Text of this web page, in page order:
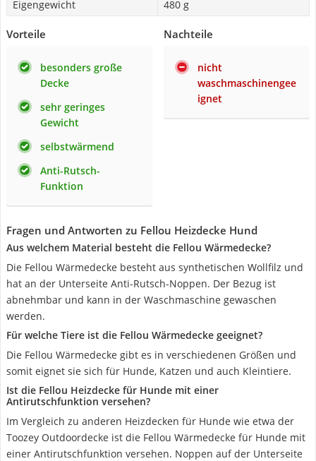
Eigengewicht 480 g
Vorteile
besonders große
Decke
sehr geringes
Gewicht
selbstwärmend
Anti-Rutsch-
Funktion
Nachteile
nicht
waschmaschinengee
ignet
Fragen und Antworten zu Fellou Heizdecke Hund
Aus welchem Material besteht die Fellou Wärmedecke?
Die Fellou Wärmedecke besteht aus synthetischen Wollfilz und
hat an der Unterseite Anti-Rutsch-Noppen. Der Bezug ist
abnehmbar und kann in der Waschmaschine gewaschen
werden.
Für welche Tiere ist die Fellou Wärmedecke geeignet?
Die Fellou Wärmedecke gibt es in verschiedenen Größen und
somit eignet sie sich für Hunde, Katzen und auch Kleintiere.
Ist die Fellou Heizdecke für Hunde mit einer
Antirutschfunktion versehen?
Im Vergleich zu anderen Heizdecken für Hunde wie etwa der
Toozey Outdoordecke ist die Fellou Wärmedecke für Hunde mit
einer Antirutschfunktion versehen. Noppen auf der Unterseite